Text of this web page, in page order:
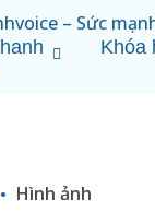
Khóa
Hình ảnh